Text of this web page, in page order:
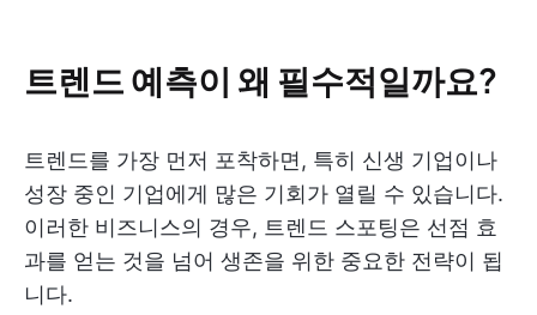
트렌드 예측이 왜 필수적일까요?
트렌드를 가장 먼저 포착하면, 특히 신생 기업이나
성장 중인 기업에게 많은 기회가 열릴 수 있습니다.
이러한 비즈니스의 경우, 트렌드 스포팅은 선점 효
과를 얻는 것을 넘어 생존을 위한 중요한 전략이 됩
니다.